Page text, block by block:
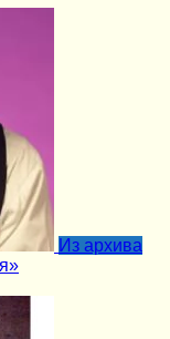
Из архива